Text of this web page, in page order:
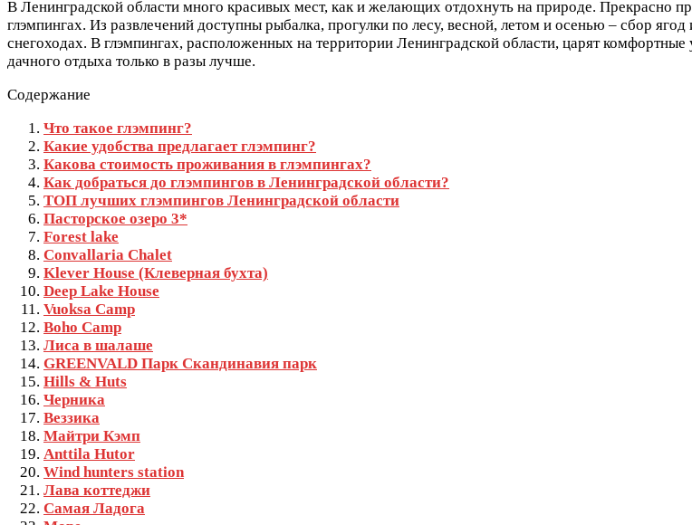
В Ленинградской области много красивых мест, как и желающих отдохнуть на природе. Прекрасно
глэмпингах. Из развлечений доступны рыбалка, прогулки по лесу, весной, летом и осенью – сбор
снегоходах. В глэмпингах, расположенных на территории Ленинградской области, царят
дачного отдыха только в разы лучше.
Содержание
Что такое глэмпинг?
Какие удобства предлагает глэмпинг?
Какова стоимость проживания в глэмпингах?
Как добраться до глэмпингов в Ленинградской области?
ТОП лучших глэмпингов Ленинградской области
Пасторское озеро 3*
Forest lake
Convallaria Chalet
Klever House (Клеверная бухта)
Deep Lake House
Vuoksa Camp
Boho Camp
Лиса в шалаше
GREENVALD Парк Скандинавия парк
Hills & Huts
Черника
Веззика
Майтри Кэмп
Anttila Hutor
Wind hunters station
Лава коттеджи
Самая Ладога